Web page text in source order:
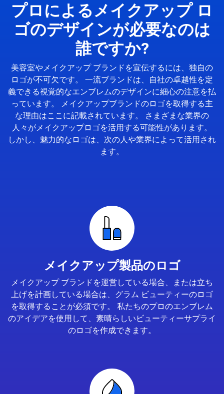
プロによるメイクアップ ロ
ゴのデザインが必要なのは
誰ですか?
美容室やメイクアップ ブランドを宣伝するには、独自の
ロゴが不可欠です。 一流ブランドは、自社の卓越性を定
義できる視覚的なエンブレムのデザインに細心の注意を払
っています。 メイクアップブランドのロゴを取得する主
な理由はここに記載されています。 さまざまな業界の
人々がメイクアップロゴを活用する可能性があります。
しかし、魅力的なロゴは、次の人や業界によって活用され
ます。
メイクアップ製品のロゴ
メイクアップ ブランドを運営している場合、または立ち
上げを計画している場合は、グラム ビューティーのロゴ
を取得することが必須です。 私たちのプロのエンブレム
のアイデアを使用して、素晴らしいビューティーサプライ
のロゴを作成できます。